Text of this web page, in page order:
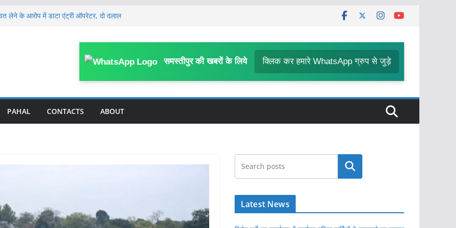
लेने के आरोप में डाटा एंट्री ऑपरेटर, दो दलाल
कार्य विभाग के कर्मी की सड़क हादसे में मौ’त
घर से निकली 12वीं की छात्रा, मानव तस्करों
वार्ड का पोस्टर
समस्तीपुर की खबरों के लिये क्लिक कर हमारे WhatsApp ग्रुप से जुड़े
PAHAL CONTACTS ABOUT
खोजें
Latest News